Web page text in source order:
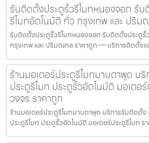
รับติดตั้งประตูรั้วรีโมทหนองจอก รับ
รีโมทอัตโนมัติ ทั่ว กรุงเทพ และ ปริ
รับติดตั้งประตูรั้วรีโมทหนองจอก รับติดตั้งประตูรั้
กรุงเทพ และ ปริมณฑล ราคาถูก — บริการติดตั้งแ
ร้านมอเตอร์ประตูรีโมทมาบตาพุด บ
ประตูรีโมท ประตูรั้วอัตโนมัติ มอเตอ
วงจร ราคาถูก
ร้านมอเตอร์ประตูรีโมทมาบตาพุด บริการรับติดตั้ง
ประตูรีโมท ประตูรั้วอัตโนมัติ มอเตอร์ประตูรีโมท ร